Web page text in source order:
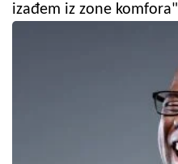
izađem iz zone komfora"